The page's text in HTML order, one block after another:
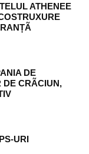
ATHENEE
DE
DE CRÃCIUN,
URI